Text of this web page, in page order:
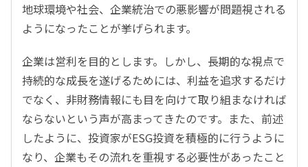
地球環境や社会、企業統治での悪影響が問題視される
ようになったことが挙げられます。
企業は営利を目的とします。しかし、長期的な視点で
持続的な成長を遂げるためには、利益を追求するだけ
でなく、非財務情報にも目を向けて取り組まなければ
ならないという声が高まってきたのです。また、前述
したように、投資家がESG投資を積極的に行うように
なり、企業もその流れを重視する必要性があったこと